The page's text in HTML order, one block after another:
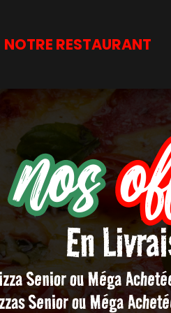
NOTRE RESTAURANT
nos
En
Senior ou Méga
Senior ou Méga